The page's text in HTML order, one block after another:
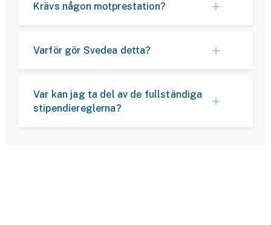
Krävs någon motprestation?
Varför gör Svedea detta?
Var kan jag ta del av de fullständiga
stipendiereglerna?